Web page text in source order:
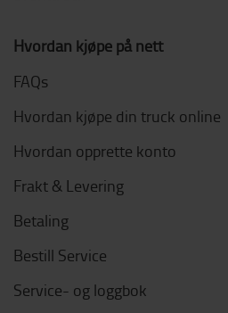
Hvordan kjøpe på nett
FAQs
Hvordan kjøpe din truck online
Hvordan opprette konto
Frakt & Levering
Betaling
Bestill Service
Service- og loggbok